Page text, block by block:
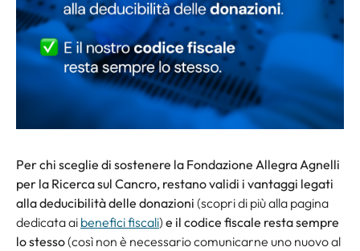
Per chi sceglie di sostenere la Fondazione Allegra Agnelli
per la Ricerca sul Cancro, restano validi i vantaggi legati
alla deducibilità delle donazioni (scopri di più alla pagina
dedicata ai benefici fiscali) e il codice fiscale resta sempre
lo stesso(così non è necessario comunicarne uno nuovo al